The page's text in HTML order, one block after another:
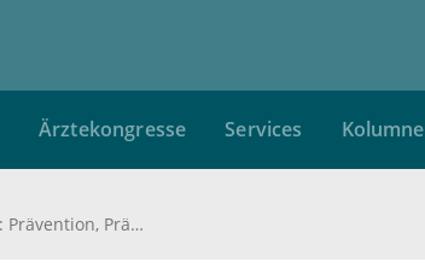
Ärztekongresse Services Kolumne
Präzisionspsychiatrie der Zukunft: Prävention, Prädiktion und Disease Interception